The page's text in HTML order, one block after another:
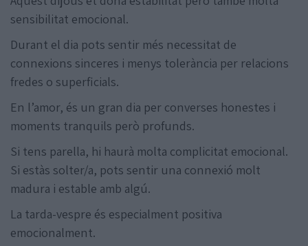
sensibilitat emocional.
Durant el dia pots sentir més necessitat de
connexions sinceres i menys tolerància per relacions
fredes o superficials.
En l’amor, és un gran dia per converses honestes i
moments tranquils però profunds.
Si tens parella, hi haurà molta complicitat emocional.
Si estàs solter/a, pots sentir una connexió molt
madura i estable amb algú.
La tarda-vespre és especialment positiva
emocionalment.